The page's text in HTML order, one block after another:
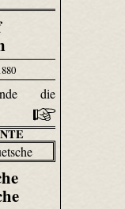
die